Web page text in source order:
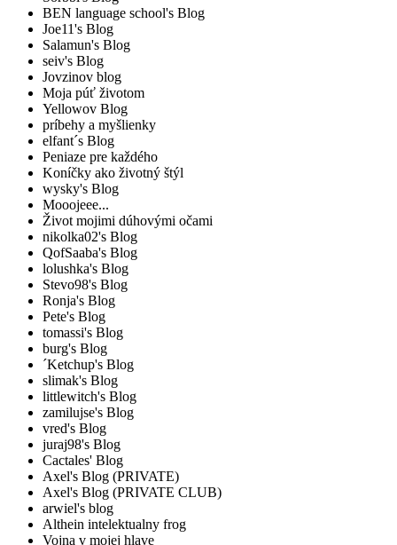
BEN language school's Blog
Joe11's Blog
Salamun's Blog
seiv's Blog
Jovzinov blog
Moja púť životom
Yellowov Blog
príbehy a myšlienky
elfant´s Blog
Peniaze pre každého
Koníčky ako životný štýl
wysky's Blog
Mooojeee...
Život mojimi dúhovými očami
nikolka02's Blog
QofSaaba's Blog
lolushka's Blog
Stevo98's Blog
Ronja's Blog
Pete's Blog
tomassi's Blog
burg's Blog
´Ketchup's Blog
slimak's Blog
littlewitch's Blog
zamilujse's Blog
vred's Blog
juraj98's Blog
Cactales' Blog
Axel's Blog (PRIVATE)
Axel's Blog (PRIVATE CLUB)
arwiel's blog
Althein intelektualny frog
Vojna v mojej hlave